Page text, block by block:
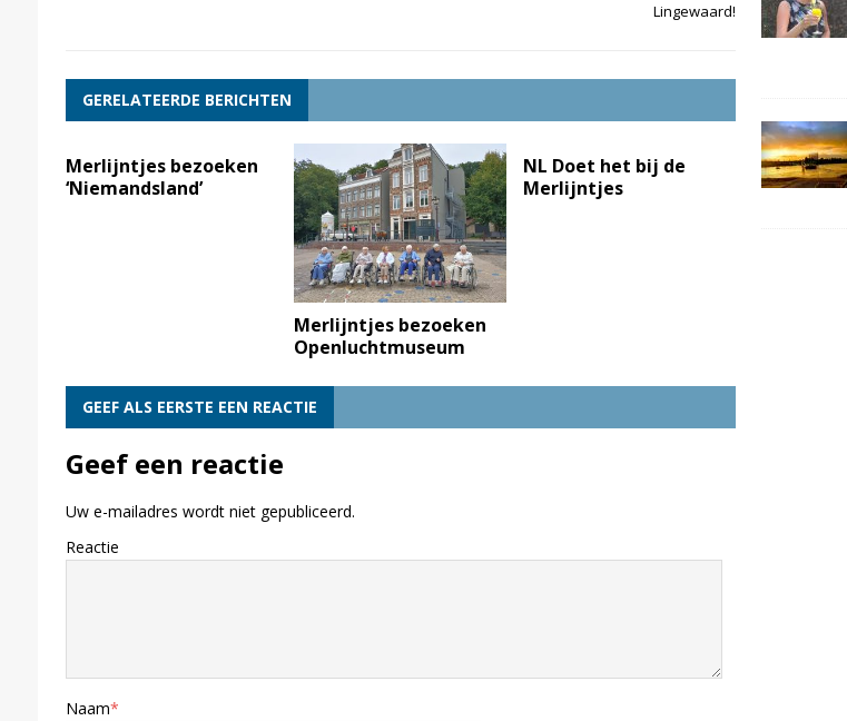
Lingewaard!
GERELATEERDE BERICHTEN
Merlijntjes bezoeken
‘Niemandsland’
Merlijntjes bezoeken
Openluchtmuseum
NL Doet het bij de
Merlijntjes
GEEF ALS EERSTE EEN REACTIE
Geef een reactie
Uw e-mailadres wordt niet gepubliceerd.
Reactie
Naam*